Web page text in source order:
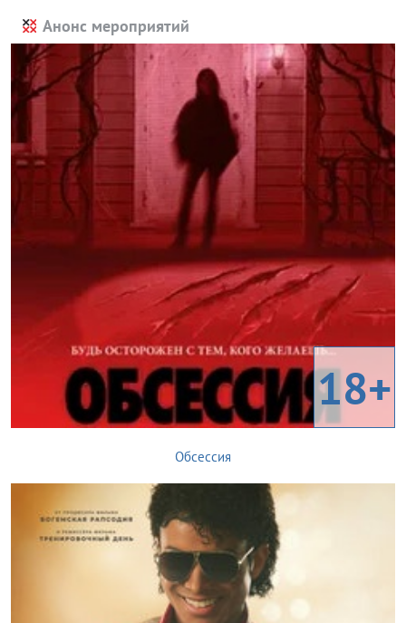
Анонс мероприятий
18+
Обсессия